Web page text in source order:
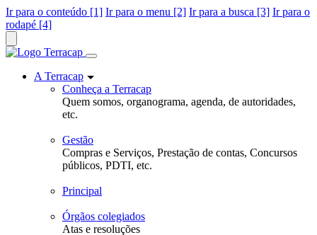
Ir para o conteúdo [1] Ir para o menu [2] Ir para a busca [3] Ir para o
rodapé [4]
A Terracap
Conheça a Terracap
Quem somos, organograma, agenda, de autoridades,
etc.
Gestão
Compras e Serviços, Prestação de contas, Concursos
públicos, PDTI, etc.
Principal
Órgãos colegiados
Atas e resoluções